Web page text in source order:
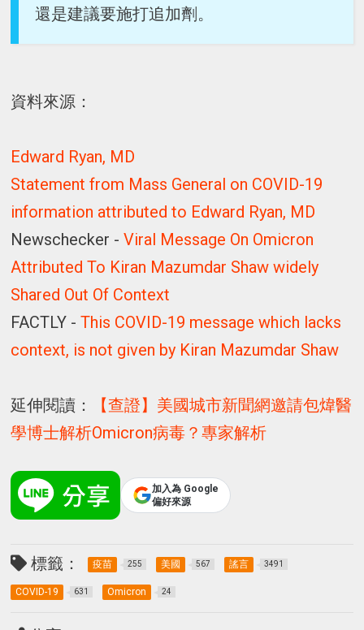
還是建議要施打追加劑。
資料來源：
Edward Ryan, MD
Statement from Mass General on COVID-19
information attributed to Edward Ryan, MD
Newschecker -Viral Message On Omicron
Attributed To Kiran Mazumdar Shaw widely
Shared Out Of Context
FACTLY -This COVID-19 message which lacks
context, is not given by Kiran Mazumdar Shaw
延伸閱讀：
【查證】美國城市新聞網邀請包煒醫
學博士解析Omicron病毒？專家解析
加入為 Google
偏好來源
標籤： 疫苗 255 美國 567 謠言 3491
COVID-19 631 Omicron 24